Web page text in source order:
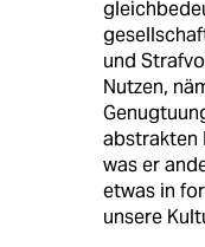
und
Nutzen,
abstrakten
was er
etwas in
unsere